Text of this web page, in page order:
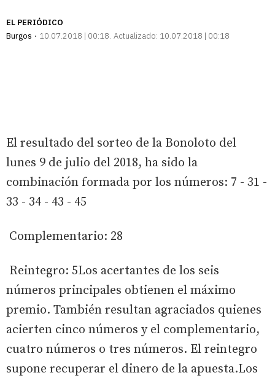
EL PERIÓDICO
Burgos
10.07.2018 | 00:18 Actualizado: 10.07.2018 | 00:18
El resultado del sorteo de la Bonoloto del
lunes 9 de julio del 2018, ha sido la
combinación formada por los números: 7 - 31 -
33 - 34 - 43 - 45
Complementario: 28
Reintegro: 5Los acertantes de los seis
números principales obtienen el máximo
premio. También resultan agraciados quienes
acierten cinco números y el complementario,
cuatro números o tres números. El reintegro
supone recuperar el dinero de la apuesta.Los